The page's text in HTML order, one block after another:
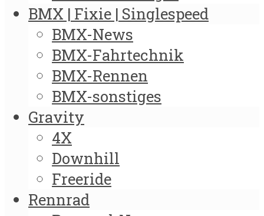
BMX | Fixie | Singlespeed
BMX-News
BMX-Fahrtechnik
BMX-Rennen
BMX-sonstiges
Gravity
4X
Downhill
Freeride
Rennrad